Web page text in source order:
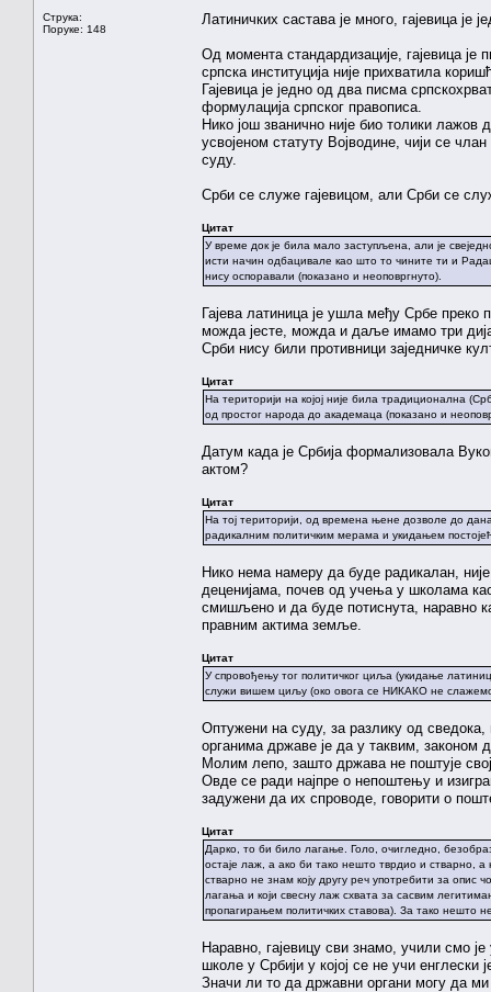
Струка:
Поруке: 148
Латиничких састава је много, гајевица је
Од момента стандардизације, гајевица
српска институција није прихватила
Гајевица је једно од два писма
формулација српског правописа.
Нико још званично није био толики лажов
усвојеном статуту Војводине, чији се
суду.
Срби се служе гајевицом, али Срби се
Цитат
У време док је била мало заступљена, али је
исти начин одбацивале као што то чините ти и
нису оспоравали (показано и неоповргнуто).
Гајева латиница је ушла међу Србе преко
можда јесте, можда и даље имамо три
Срби нису били противници заједничке
Цитат
На територији на којој није била традиционална
од простог народа до академаца (показано и
Датум када је Србија формализовала
актом?
Цитат
На тој територији, од времена њене дозволе до
радикалним политичким мерама и укидањем
Нико нема намеру да буде радикалан,
деценијама, почев од учења у школама
смишљено и да буде потиснута, наравно
правним актима земље.
Цитат
У спровођењу тог политичког циља (укидање
служи вишем циљу (око овога се НИКАКО не
Оптужени на суду, за разлику од
органима државе је да у таквим, законом
Молим лепо, зашто држава не поштује
Овде се ради најпре о непоштењу и
задужени да их спроводе, говорити о
Цитат
Дарко, то би било лагање. Голо, очигледно,
остаје лаж, а ако би тако нешто тврдио и стварно,
стварно не знам коју другу реч употребити за опис
лагања и који свесну лаж схвата за сасвим
пропагирањем политичких ставова). За тако нешто
Наравно, гајевицу сви знамо, учили смо
школе у Србији у којој се не учи енглески
Значи ли то да државни органи могу да ми